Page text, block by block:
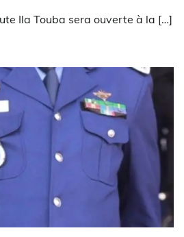
Ila Touba sera ouverte à la […]